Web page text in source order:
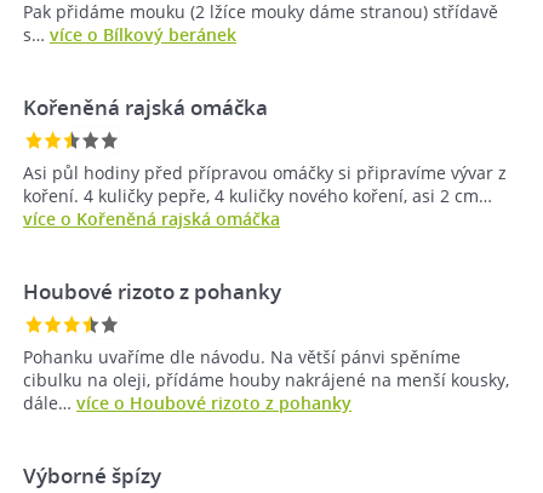
Pak přidáme mouku (2 lžíce mouky dáme stranou) střídavě
s… více o Bílkový beránek
Kořeněná rajská omáčka
Asi půl hodiny před přípravou omáčky si připravíme vývar z
koření. 4 kuličky pepře, 4 kuličky nového koření, asi 2 cm…
více o Kořeněná rajská omáčka
Houbové rizoto z pohanky
Pohanku uvaříme dle návodu. Na větší pánvi spěníme
cibulku na oleji, přídáme houby nakrájené na menší kousky,
dále… více o Houbové rizoto z pohanky
Výborné špízy